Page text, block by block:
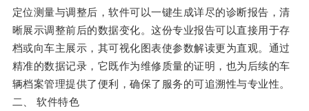
定位测量与调整后，软件可以一键生成详尽的诊断报告，清
晰展示调整前后的数据变化。这份专业报告可以直接用于存
档或向车主展示，其可视化图表使参数解读更为直观。通过
精准的数据记录，它既作为维修质量的证明，也为后续的车
辆档案管理提供了便利，确保了服务的可追溯性与专业性。
二、 软件特色